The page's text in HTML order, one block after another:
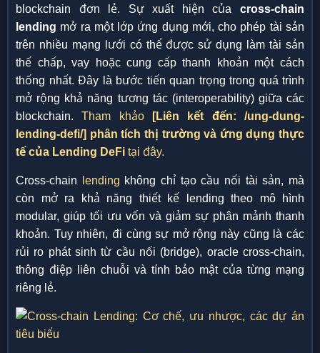
blockchain đơn lẻ. Sự xuất hiện của cross-chain
lending mở ra một lớp ứng dụng mới, cho phép tài sản
trên nhiều mạng lưới có thể được sử dụng làm tài sản
thế chấp, vay hoặc cung cấp thanh khoản một cách
thống nhất. Đây là bước tiến quan trọng trong quá trình
mở rộng khả năng tương tác (interoperability) giữa các
blockchain.Tham khảo
[Liên kết đến: /ung-dung-
lending-defi/] phân tích thị trường và ứng dụng thực
tế của Lending DeFi tại đây.
Cross-chain lending không chỉ tạo cầu nối tài sản, mà
còn mở ra khả năng thiết kế lending theo mô hình
modular, giúp tối ưu vốn và giảm sự phân mảnh thanh
khoản. Tuy nhiên, đi cùng sự mở rộng này cũng là các
rủi ro phát sinh từ cầu nối (bridge), oracle cross-chain,
thông điệp liên chuỗi và tính bảo mật của từng mạng
riêng lẻ.